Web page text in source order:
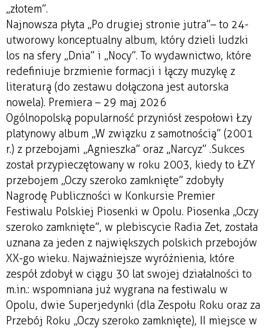
„złotem”.
Najnowsza płyta „Po drugiej stronie jutra”– to 24-
utworowy konceptualny album, który dzieli ludzki
los na sfery „Dnia” i „Nocy”. To wydawnictwo, które
redefiniuje brzmienie formacji i łączy muzykę z
literaturą (do zestawu dołączona jest autorska
nowela). Premiera – 29 maj 2026
Ogólnopolską popularność przyniósł zespołowi Łzy
platynowy album „W związku z samotnością” (2001
r.) z przebojami „Agnieszka” oraz „Narcyz” .Sukces
został przypieczętowany w roku 2003, kiedy to ŁZY
przebojem „Oczy szeroko zamknięte” zdobyły
Nagrodę Publiczności w Konkursie Premier
Festiwalu Polskiej Piosenki w Opolu. Piosenka „Oczy
szeroko zamknięte”, w plebiscycie Radia Zet, została
uznana za jeden z największych polskich przebojów
XX-go wieku. Najważniejsze wyróżnienia, które
zespół zdobył w ciągu 30 lat swojej działalności to
m.in.: wspomniana już wygrana na festiwalu w
Opolu, dwie Superjedynki (dla Zespołu Roku oraz za
Przebój Roku „Oczy szeroko zamknięte), II miejsce w